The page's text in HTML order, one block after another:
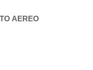
AEREO